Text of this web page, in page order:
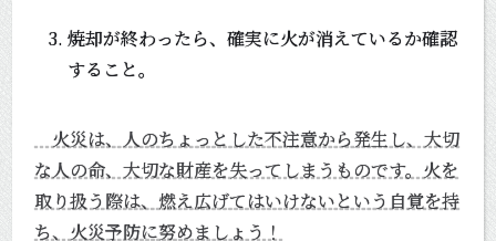
焼却が終わったら、確実に火が消えているか確認
すること。
火災は、人のちょっとした不注意から発生し、大切
な人の命、大切な財産を失ってしまうものです。火を
取り扱う際は、燃え広げてはいけないという自覚を持
ち、火災予防に努めましょう！